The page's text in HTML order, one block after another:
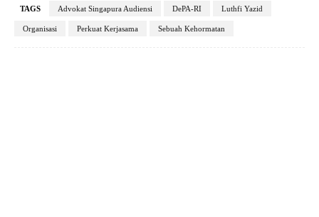
TAGS Advokat Singapura Audiensi DePA-RI Luthfi Yazid
Organisasi Perkuat Kerjasama Sebuah Kehormatan